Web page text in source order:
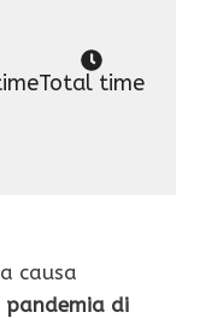
Total time
causa
di